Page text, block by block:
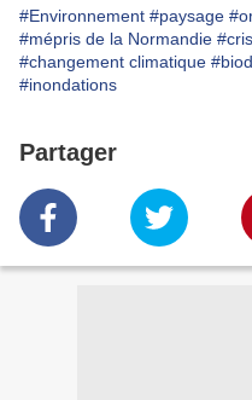
#Environnement #paysage
#mépris de la Normandie
#changement climatique
#inondations
Partager